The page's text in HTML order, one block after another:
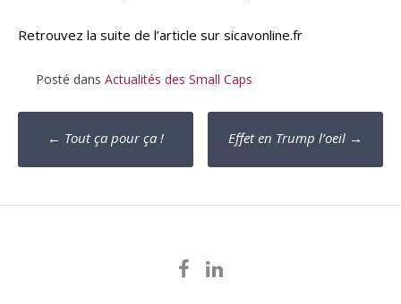
Retrouvez la suite de l’article sur sicavonline.fr
Posté dans Actualités des Small Caps
Poste
navigation
← Tout ça pour ça ! Effet en Trump l’oeil →